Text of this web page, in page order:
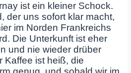
ist ein kleiner Schock.
der uns sofort klar macht,
im Norden Frankreichs
Die Unterkunft ist eher
und nie wieder drüber
Kaffee ist heiß, die